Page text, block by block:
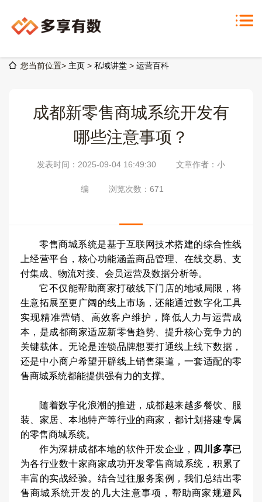
您当前位置> 主页 > 私域讲堂 > 运营百科
成都新零售商城系统开发有
哪些注意事项？
发表时间：2025-09-04 16:49:30 文章作者：小
编 浏览次数： 671
零售商城系统是基于互联网技术搭建的综合性线
上经营平台，核心功能涵盖商品管理、在线交易、支
付集成、物流对接、会员运营及数据分析等。
它不仅能帮助商家打破线下门店的地域局限，将
生意拓展至更广阔的线上市场，还能通过数字化工具
实现精准营销、高效客户维护，降低人力与运营成
本，是成都商家适应新零售趋势、提升核心竞争力的
关键载体。无论是连锁品牌想要打通线上线下数据，
还是中小商户希望开辟线上销售渠道，一套适配的零
售商城系统都能提供强有力的支撑。
随着数字化浪潮的推进，成都越来越多餐饮、服
装、家居、本地特产等行业的商家，都计划搭建专属
的零售商城系统。
作为深耕成都本地的软件开发企业， 四川多享已
为各行业数十家商家成功开发零售商城系统，积累了
丰富的实战经验。结合过往服务案例，我们总结出零
售商城系统开发的几大注意事项，帮助商家规避风